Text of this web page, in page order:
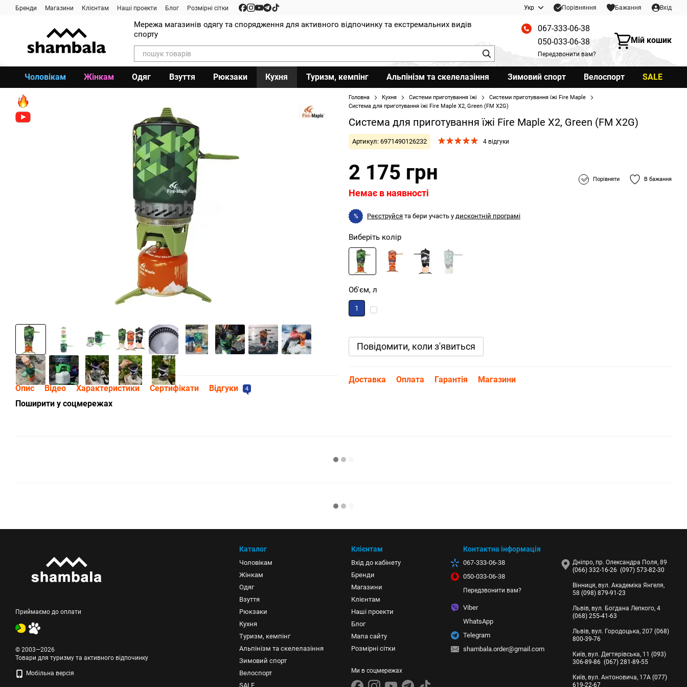
Перейти до основного контенту
Бренди Магазини Клієнтам Наші проекти Блог Розмірні сітки Укр Порівняння Бажання Вхід
Мережа магазинів одягу та спорядження для активного відпочинку та екстремальних видів
спорту
067-333-06-38
050-033-06-38
Передзвонити вам?
Мій кошик
Чоловікам Жінкам Одяг Взуття Рюкзаки Кухня Туризм, кемпінг Альпінізм та скелелазіння Зимовий спорт Велоспорт SALE
Опис Відео Характеристики Сертифікати Відгуки 4
Поширити у соцмережах
Головна Кухня Системи приготування їжі
Системи приготування їжі Fire Maple
Система для приготування їжі Fire Maple X2, Green (FM X2G)
Система для приготування їжі Fire Maple X2, Green (FM X2G)
Артикул: 6971490126232 4 відгуки
2 175 грн
Немає в наявності
Порівняти В бажання
% Реєструйся та бери участь у дисконтній програмі
Виберіть колір
Об'єм, л
1
Повідомити, коли з'явиться
Доставка Оплата Гарантія Магазини
Приймаємо до оплати
© 2003—2026
Товари для туризму та активного відпочинку
Мобільна версія
Каталог
Чоловікам
Жінкам
Одяг
Взуття
Рюкзаки
Кухня
Туризм, кемпінг
Альпінізм та скелелазіння
Зимовий спорт
Велоспорт
SALE
Клієнтам
Вхід до кабінету
Бренди
Магазини
Клієнтам
Наші проекти
Блог
Мапа сайту
Розмірні сітки
Ми в соцмережах
Контактна інформація
067-333-06-38
050-033-06-38
Передзвонити вам?
Viber
WhatsApp
Telegram
shambala.order@gmail.com
Дніпро, пр. Олександра Поля, 89
(066) 332-16-26 (097) 573-82-30
Вінниця, вул. Академіка Янгеля,
58 (098) 879-91-23
Львів, вул. Богдана Лепкого, 4
(068) 255-41-63
Львів, вул. Городоцька, 207 (068)
800-39-76
Київ, вул. Дегтярівська, 11 (093)
306-89-86 (067) 281-89-55
Київ, вул. Антоновича, 17А (077)
619-22-67